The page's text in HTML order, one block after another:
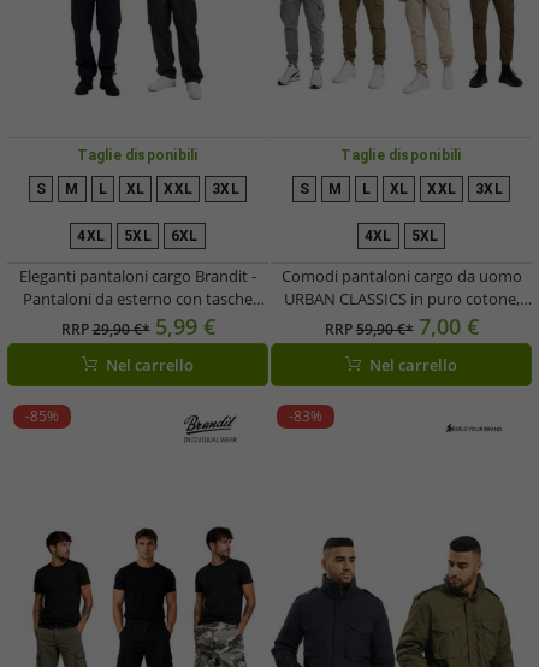
Taglie disponibili
S M L XL XXL 3XL
4XL 5XL 6XL
Eleganti pantaloni cargo Brandit -
Pantaloni da esterno con tasche
cargo - Pantaloni per tutti i giorni -
Blu scuro o nero
RRP29,90 €* 5,99 €
Nel carrello
Taglie disponibili
S M L XL XXL 3XL
4XL 5XL
Comodi pantaloni cargo da uomo
URBAN CLASSICS in puro cotone,
pantaloni casual, 320 g/m²,
disponibili in grigio, beige, kaki o
marrone
RRP59,90 €* 7,00 €
Nel carrello
-85% -83%